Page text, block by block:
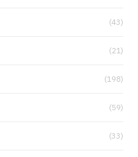
(43)
(21)
(198)
(59)
(33)